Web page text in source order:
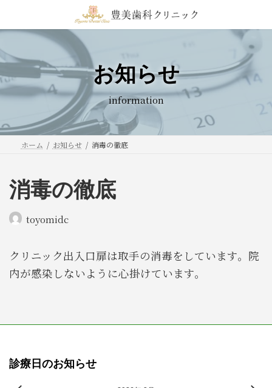
テ
ン
ツ
へ
ス
ッ
ゲ
ー
シ
ョ
ン
移
お知らせ
information
ホーム お知らせ 消毒の徹底
消毒の徹底
toyomidc
クリニック出入口扉は取手の消毒をしています。院
内が感染しないように心掛けています。
診療日のお知らせ